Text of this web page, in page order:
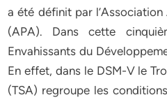
a été définit par
(APA). Dans cette
Envahissants du
En effet, dans le DSM-V le
(TSA) regroupe les